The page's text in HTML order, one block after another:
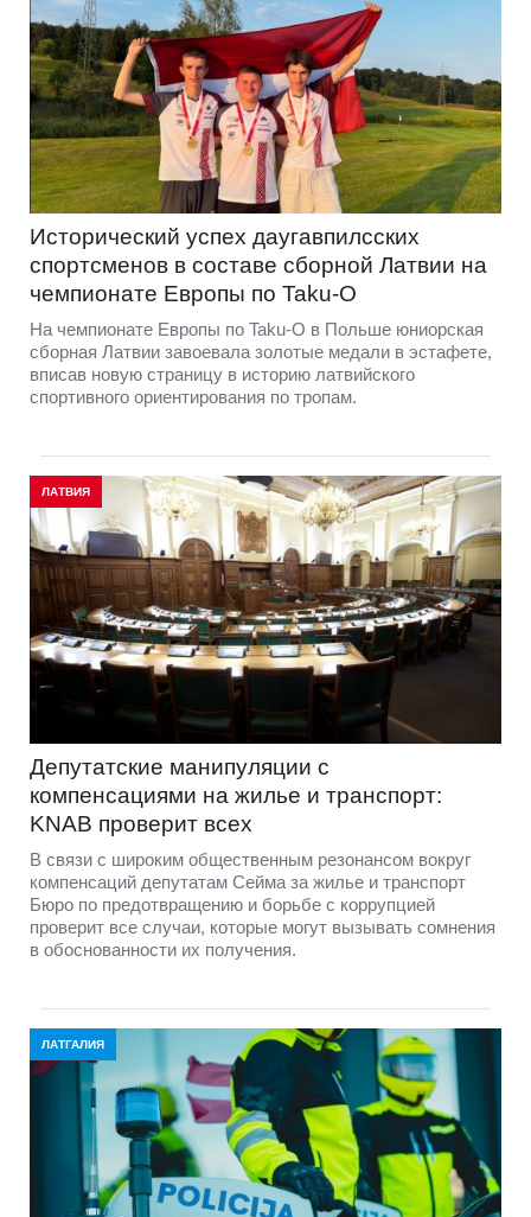
Исторический успех даугавпилсских
спортсменов в составе сборной Латвии на
чемпионате Европы по Taku-O
На чемпионате Европы по Taku-O в Польше юниорская
сборная Латвии завоевала золотые медали в эстафете,
вписав новую страницу в историю латвийского
спортивного ориентирования по тропам.
ЛАТВИЯ
Депутатские манипуляции с
компенсациями на жилье и транспорт:
KNAB проверит всех
В связи с широким общественным резонансом вокруг
компенсаций депутатам Сейма за жилье и транспорт
Бюро по предотвращению и борьбе с коррупцией
проверит все случаи, которые могут вызывать сомнения
в обоснованности их получения.
ЛАТГАЛИЯ